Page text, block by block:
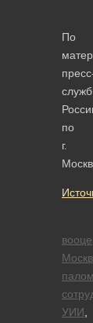
По
по
г.
УИИ